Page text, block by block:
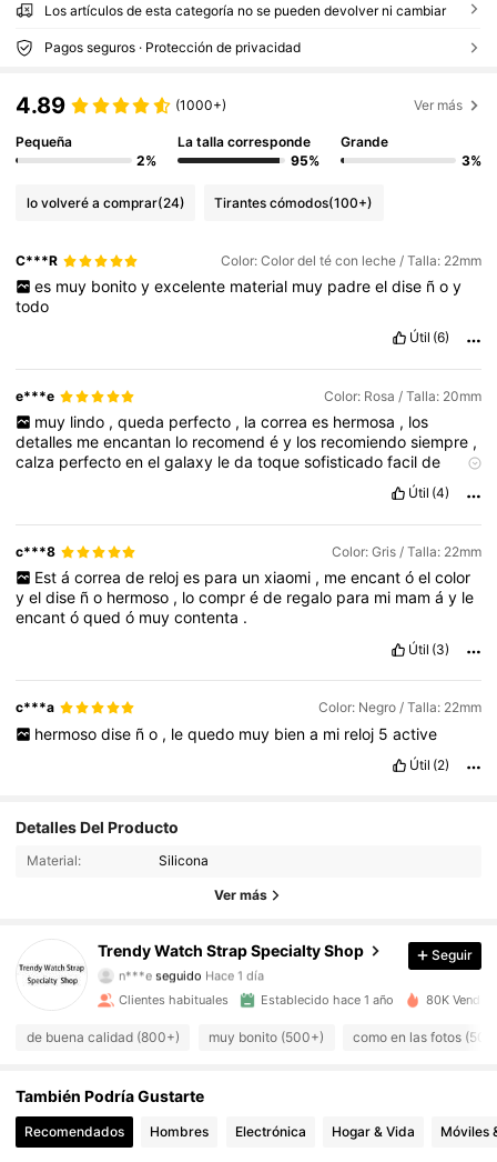
Los artículos de esta categoría no se pueden devolver ni cambiar
Pagos seguros · Protección de privacidad
4.89 (1000+) Ver más
Pequeña
2%
La talla corresponde
95%
Grande
3%
lo volveré a comprar(24) Tirantes cómodos(100+)
C***R Color: Color del té con leche / Talla: 22mm
es muy bonito y excelente material muy padre el dise ñ o y
todo
Útil (6)
e***e Color: Rosa / Talla: 20mm
muy lindo , queda perfecto , la correa es hermosa , los
detalles meencantan lo recomendéy los recomiendosiempre ,
calza perfectoenelgalaxy ledatoquesofisticadofacilde
Útil (4)
c***8 Color: Gris / Talla: 22mm
Est á correa de reloj es para un xiaomi , me encant ó el color
yeldise ño hermoso , locompréde regalo para mi mamáy le
encantóquedó muycontenta .
Útil (3)
c***a Color: Negro / Talla: 22mm
hermoso dise ñ o , le quedo muy bien a mi reloj 5 active
Útil (2)
Detalles Del Producto
Material: Silicona
Ver más
Trendy Watch Strap Specialty Shop
4.88 653 Seguidores
653 Seguidores
4.88
n***e seguido Hace 1 día
4.88
653 Seguidores
4.88 653 Seguidores
4.88 653 Seguidores
4.88
Seguir
Clientes habituales Establecido hace 1 año 80K
de buena calidad (800+) muy bonito (500+) como en las fotos
También Podría Gustarte
Recomendados Hombres Electrónica Hogar & Vida Móviles